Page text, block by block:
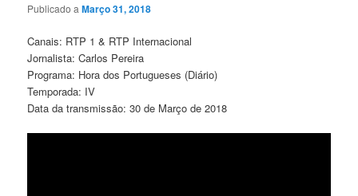
Publicado aMarço 31, 2018
Canais: RTP 1 & RTP Internacional
Jornalista: Carlos Pereira
Programa: Hora dos Portugueses (Diário)
Temporada: IV
Data da transmissão: 30 de Março de 2018